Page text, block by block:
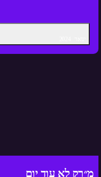
מ״רק לא עוד יום